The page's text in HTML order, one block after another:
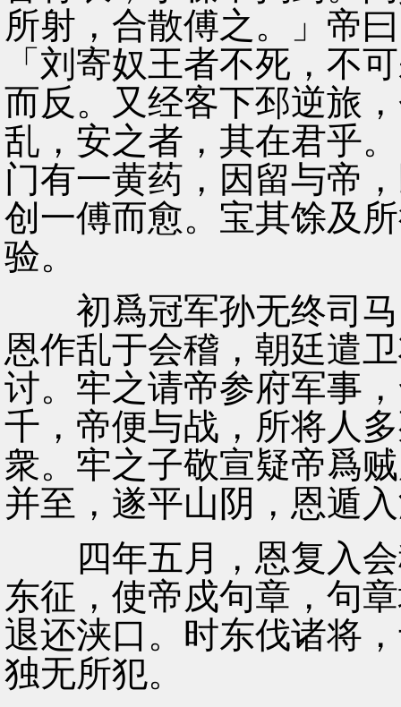
所射，合散傅之。」帝
「刘寄奴王者不死，不
而反。又经客下邳逆旅
乱，安之者，其在君乎
门有一黄药，因留与帝
创一傅而愈。宝其馀及
验。
初爲冠军孙无终司马
恩作乱于会稽，朝廷遣
讨。牢之请帝参府军事
千，帝便与战，所将人
衆。牢之子敬宣疑帝爲
并至，遂平山阴，恩遁
四年五月，恩复入会
东征，使帝戍句章，句
退还浃口。时东伐诸将
独无所犯。